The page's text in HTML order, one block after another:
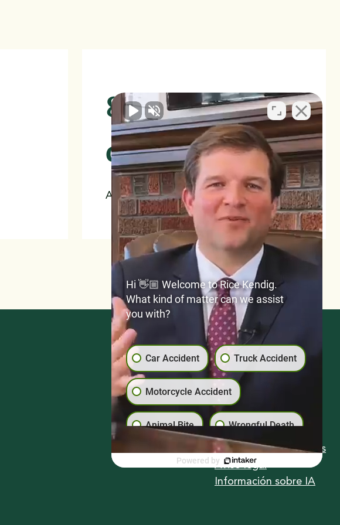
850.000
dólares
Accidentes automovilísticos
Blog
Preguntas frecuentes
Testimonios
Ofertas de empleo
Política de privacidad
Términos y condiciones
Aviso legal
Información sobre IA
Hi 👋🏼 Welcome to Rice Kendig.
What kind of matter can we assist
you with?
Car Accident Truck Accident
Motorcycle Accident
Animal Bite Wrongful Death
Pedestrian Accident
Scroll
Powered by